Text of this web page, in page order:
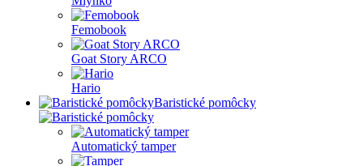
Femobook
Goat Story ARCO
Hario
Baristické pomôcky
Automatický tamper